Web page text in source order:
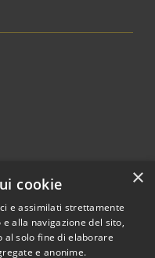
×
cookie
e assimilati strettamente
alla navigazione del sito,
al solo fine di elaborare
e anonime.